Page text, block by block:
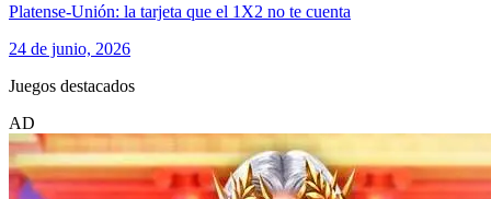
Platense-Unión: la tarjeta que el 1X2 no te cuenta
24 de junio, 2026
Juegos destacados
AD